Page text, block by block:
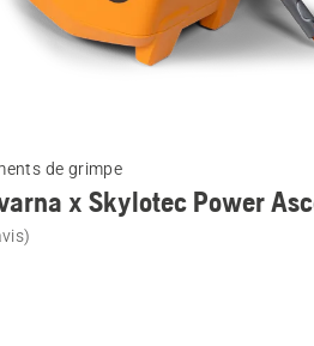
de grimpe
x Skylotec Power